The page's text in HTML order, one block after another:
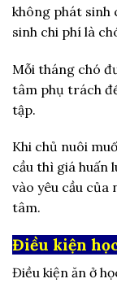
không phát sinh
sinh chi phí là
Mỗi tháng chó
tâm phụ trách
tập.
Khi chủ nuôi
cầu thì giá huấn
vào yêu cầu
tâm.
Điều kiện
Điều kiện ăn ở